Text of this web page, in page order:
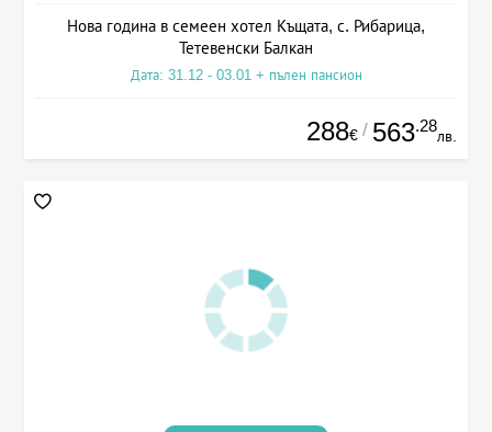
Нова година в семеен хотел Къщата, с. Рибарица,
Тетевенски Балкан
Дата: 31.12 - 03.01 + пълен пансион
288€ / 563.28
лв.